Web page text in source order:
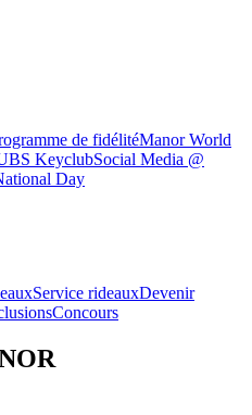
de fidélitéManor World
KeyclubSocial Media @
Day
Service rideauxDevenir
Concours